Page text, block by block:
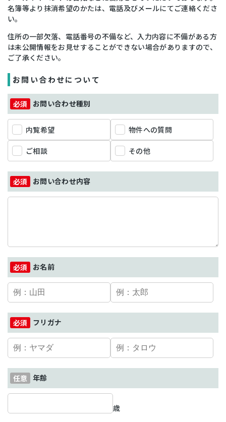
名簿等より抹消希望のかたは、電話及びメールにてご連絡くださ
い。
住所の一部欠落、電話番号の不備など、入力内容に不備がある方
は未公開情報をお見せすることができない場合がありますので、
ご了承ください。
お問い合わせについて
お問い合わせ種別
内覧希望 物件への質問
ご相談 その他
お問い合わせ内容
お名前
フリガナ
年齢
歳